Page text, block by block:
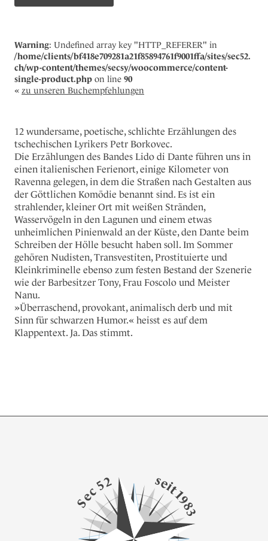
Warning: Undefined array key "HTTP_REFERER" in
/home/clients/bf418e709281a21f85894761f9001ffa/sites/sec52.
ch/wp-content/themes/secsy/woocommerce/content-
single-product.php on line 90
« zu unseren Buchempfehlungen
12 wundersame, poetische, schlichte Erzählungen des
tschechischen Lyrikers Petr Borkovec.
Die Erzählungen des Bandes Lido di Dante führen uns in
einen italienischen Ferienort, einige Kilometer von
Ravenna gelegen, in dem die Straßen nach Gestalten aus
der Göttlichen Komödie benannt sind. Es ist ein
strahlender, kleiner Ort mit weißen Stränden,
Wasservögeln in den Lagunen und einem etwas
unheimlichen Pinienwald an der Küste, den Dante beim
Schreiben der Hölle besucht haben soll. Im Sommer
gehören Nudisten, Transvestiten, Prostituierte und
Kleinkriminelle ebenso zum festen Bestand der Szenerie
wie der Barbesitzer Tony, Frau Foscolo und Meister
Nanu.
»Überraschend, provokant, animalisch derb und mit
Sinn für schwarzen Humor.« heisst es auf dem
Klappentext. Ja. Das stimmt.
S
e
c52 sei
t
1
9
8
3